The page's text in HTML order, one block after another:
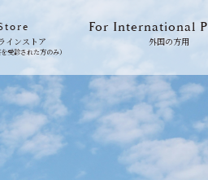
インストア
受診された方のみ）
For International
外国の方用